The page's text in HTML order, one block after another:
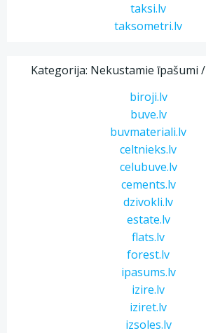
taksi.lv
taksometri.lv
Kategorija: Nekustamie īpašumi
biroji.lv
buve.lv
buvmateriali.lv
celtnieks.lv
celubuve.lv
cements.lv
dzivokli.lv
estate.lv
flats.lv
forest.lv
ipasums.lv
izire.lv
iziret.lv
izsoles.lv